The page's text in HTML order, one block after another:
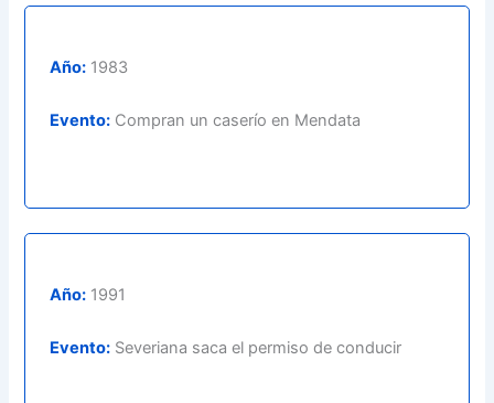
Año: 1983
Evento: Compran un caserío en Mendata
Año: 1991
Evento: Severiana saca el permiso de conducir